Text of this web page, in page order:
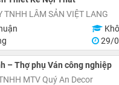
TNHH LÂM SẢN VIỆT LANG
29/
– Thợ phụ Ván công nghiệp
MTV Quý An Decor